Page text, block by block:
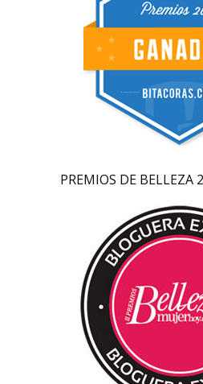
PREMIOS DE BELLEZA